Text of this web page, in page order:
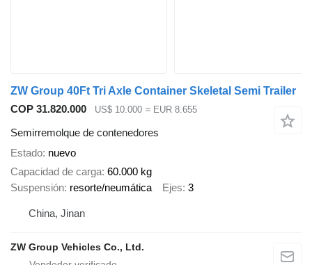
ZW Group 40Ft Tri Axle Container Skeletal Semi Trailer
COP 31.820.000
US$ 10.000 ≈ EUR 8.655
Semirremolque de contenedores
Estado nuevo
Capacidad de carga 60.000 kg
Suspensión resorte/neumática Ejes 3
China, Jinan
ZW Group Vehicles Co., Ltd.